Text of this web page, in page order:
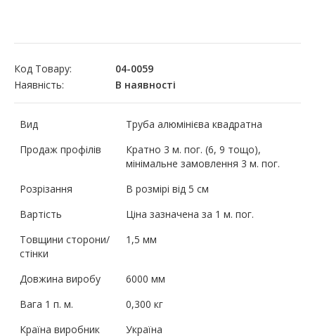
Код Товару:
04-0059
Наявність:
В наявності
Вид
Труба алюмінієва квадратна
Продаж профілів
Кратно 3 м. пог. (6, 9 тощо),
мінімальне замовлення 3 м. пог.
Розрізання
В розмірі від 5 см
Вартість
Ціна зазначена за 1 м. пог.
Товщини сторони/
стінки
1,5 мм
Довжина виробу
6000 мм
Вага 1 п. м.
0,300 кг
Країна виробник
Україна